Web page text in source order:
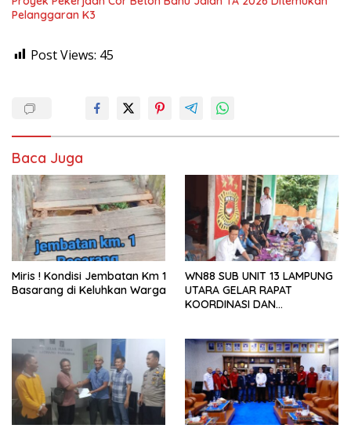
Pelanggaran K3
Post Views: 45
Baca Juga
Miris ! Kondisi Jembatan Km 1
Basarang di Keluhkan Warga
WN88 SUB UNIT 13 LAMPUNG
UTARA GELAR RAPAT
KOORDINASI DAN